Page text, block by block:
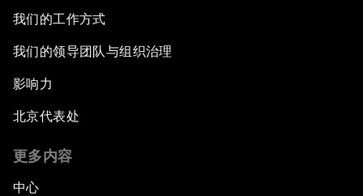
我们的工作方式
我们的领导团队与组织治理
影响力
北京代表处
更多内容
中心